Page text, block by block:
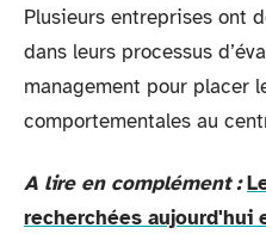
Plusieurs entreprises ont
dans leurs processus
management pour placer
comportementales au
A lire en complément :
recherchées aujourd'hui